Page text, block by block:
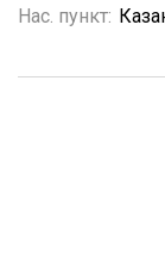
Нас. пункт: